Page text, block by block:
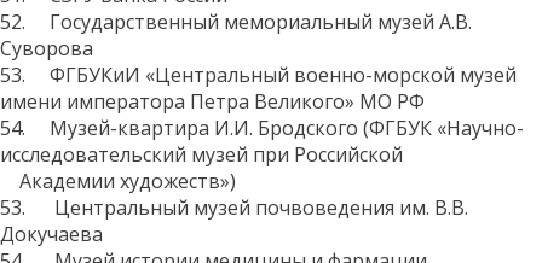
52. Государственный мемориальный музей А.В.
Суворова
53. ФГБУКиИ «Центральный военно-морской музей
имени императора Петра Великого» МО РФ
54. Музей-квартира И.И. Бродского (ФГБУК «Научно-
исследовательский музей при Российской
Академии художеств»)
53. Центральный музей почвоведения им. В.В.
Докучаева